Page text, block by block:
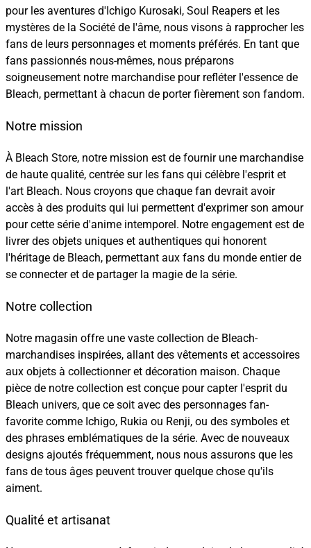
pour les aventures d'Ichigo Kurosaki, Soul Reapers et les
mystères de la Société de l'âme, nous visons à rapprocher les
fans de leurs personnages et moments préférés. En tant que
fans passionnés nous-mêmes, nous préparons
soigneusement notre marchandise pour refléter l'essence de
Bleach, permettant à chacun de porter fièrement son fandom.
Notre mission
À Bleach Store, notre mission est de fournir une marchandise
de haute qualité, centrée sur les fans qui célèbre l'esprit et
l'art Bleach. Nous croyons que chaque fan devrait avoir
accès à des produits qui lui permettent d'exprimer son amour
pour cette série d'anime intemporel. Notre engagement est de
livrer des objets uniques et authentiques qui honorent
l'héritage de Bleach, permettant aux fans du monde entier de
se connecter et de partager la magie de la série.
Notre collection
Notre magasin offre une vaste collection de Bleach-
marchandises inspirées, allant des vêtements et accessoires
aux objets à collectionner et décoration maison. Chaque
pièce de notre collection est conçue pour capter l'esprit du
Bleach univers, que ce soit avec des personnages fan-
favorite comme Ichigo, Rukia ou Renji, ou des symboles et
des phrases emblématiques de la série. Avec de nouveaux
designs ajoutés fréquemment, nous nous assurons que les
fans de tous âges peuvent trouver quelque chose qu'ils
aiment.
Qualité et artisanat